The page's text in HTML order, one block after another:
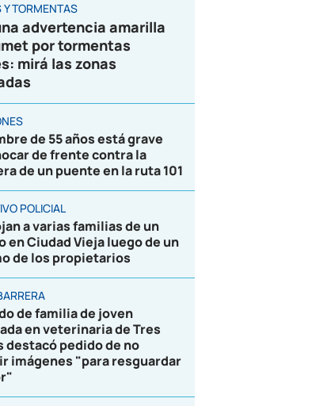
Y TORMENTAS
advertencia amarilla
por tormentas
mirá las zonas
de 55 años está grave
de frente contra la
de un puente en la ruta 101
POLICIAL
a varias familias de un
en Ciudad Vieja luego de un
de los propietarios
de familia de joven
en veterinaria de Tres
destacó pedido de no
imágenes "para resguardar